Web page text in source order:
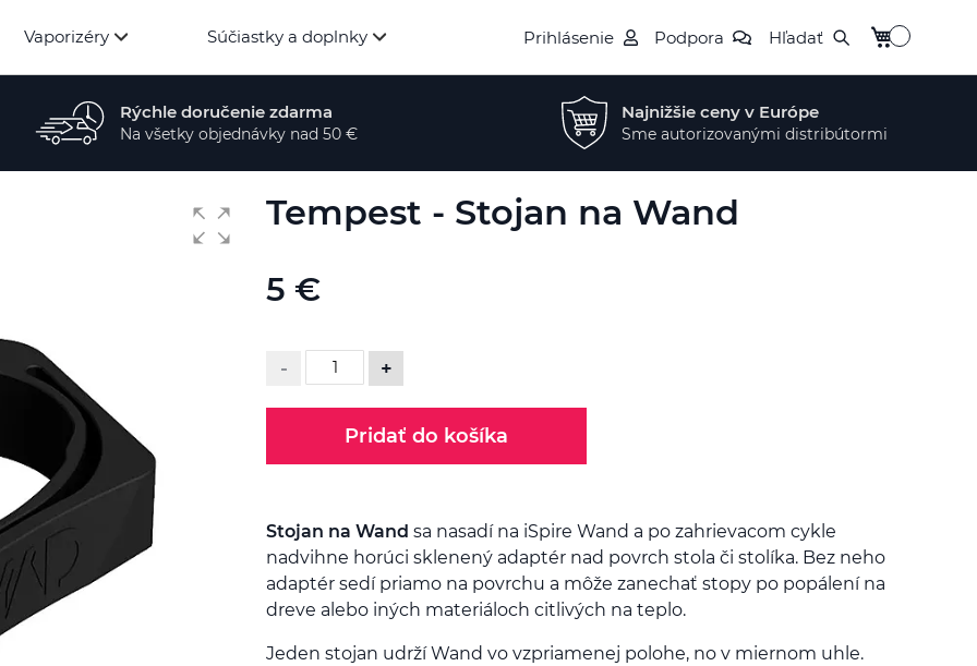
Vaporizéry Súčiastky a doplnky Prihlásenie Podpora Hľadať Môj košík
Rýchle doručenie zdarma
Na všetky objednávky nad 50 €
Najnižšie ceny v Európe
Sme autorizovanými distribútormi
Tempest - Stojan na Wand
5 €
- +
Pridať do košíka
Stojan na Wand sa nasadí na iSpire Wand a po zahrievacom cykle
nadvihne horúci sklenený adaptér nad povrch stola či stolíka. Bez neho
adaptér sedí priamo na povrchu a môže zanechať stopy po popálení na
dreve alebo iných materiáloch citlivých na teplo.
Jeden stojan udrží Wand vo vzpriamenej polohe, no v miernom uhle.